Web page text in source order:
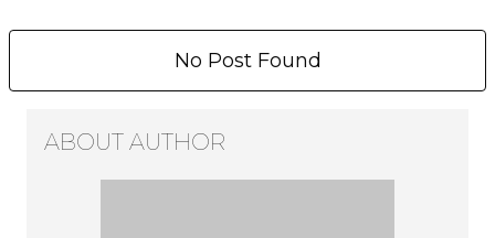
No Post Found
ABOUT AUTHOR